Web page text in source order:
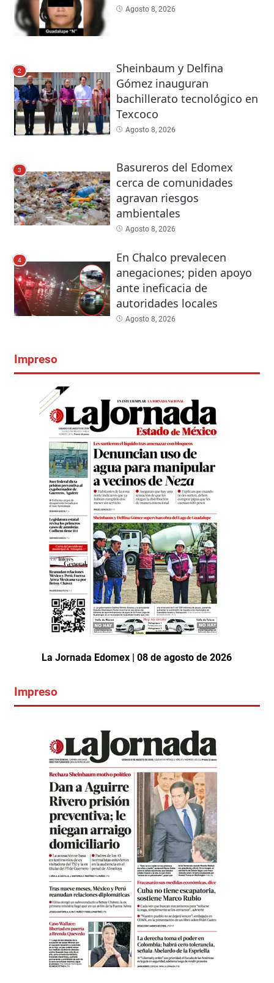
Agosto 8, 2026
2
Sheinbaum y Delfina
Gómez inauguran
bachillerato tecnológico en
Texcoco
Agosto 8, 2026
3
Basureros del Edomex
cerca de comunidades
agravan riesgos
ambientales
Agosto 8, 2026
4
En Chalco prevalecen
anegaciones; piden apoyo
ante ineficacia de
autoridades locales
Agosto 8, 2026
Impreso
La Jornada Edomex | 08 de agosto de 2026
Impreso